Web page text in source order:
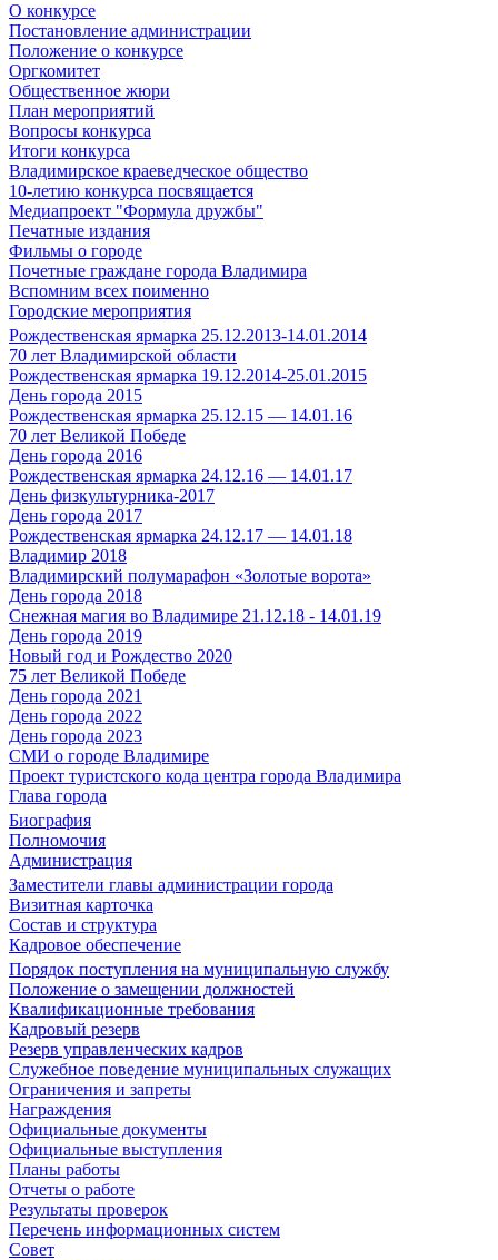
О конкурсе
Постановление администрации
Положение о конкурсе
Оргкомитет
Общественное жюри
План мероприятий
Вопросы конкурса
Итоги конкурса
Владимирское краеведческое общество
10-летию конкурса посвящается
Медиапроект "Формула дружбы"
Печатные издания
Фильмы о городе
Почетные граждане города Владимира
Вспомним всех поименно
Городские мероприятия
Рождественская ярмарка 25.12.2013-14.01.2014
70 лет Владимирской области
Рождественская ярмарка 19.12.2014-25.01.2015
День города 2015
Рождественская ярмарка 25.12.15 — 14.01.16
70 лет Великой Победе
День города 2016
Рождественская ярмарка 24.12.16 — 14.01.17
День физкультурника-2017
День города 2017
Рождественская ярмарка 24.12.17 — 14.01.18
Владимир 2018
Владимирский полумарафон «Золотые ворота»
День города 2018
Снежная магия во Владимире 21.12.18 - 14.01.19
День города 2019
Новый год и Рождество 2020
75 лет Великой Победе
День города 2021
День города 2022
День города 2023
СМИ о городе Владимире
Проект туристского кода центра города Владимира
Глава города
Биография
Полномочия
Администрация
Заместители главы администрации города
Визитная карточка
Состав и структура
Кадровое обеспечение
Порядок поступления на муниципальную службу
Положение о замещении должностей
Квалификационные требования
Кадровый резерв
Резерв управленческих кадров
Служебное поведение муниципальных служащих
Ограничения и запреты
Награждения
Официальные документы
Официальные выступления
Планы работы
Отчеты о работе
Результаты проверок
Перечень информационных систем
Совет